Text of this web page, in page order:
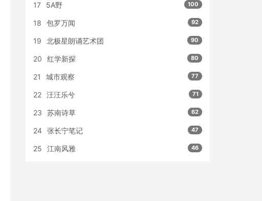
17 5A野 100
18 包罗万闻 92
19 北极星朗诵艺术团 90
20 红学新探 80
21 城市观察 77
22 汪汪乐兮 71
23 苏南诗草 62
24 张长宁笔记 47
25 江南风雅 46